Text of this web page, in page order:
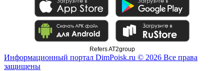
Refers AT2group
Информационный портал DimPoisk.ru © 2026 Все права
защищены